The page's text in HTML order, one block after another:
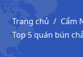
Trang chủ
Cẩm
Top 5 quán bún